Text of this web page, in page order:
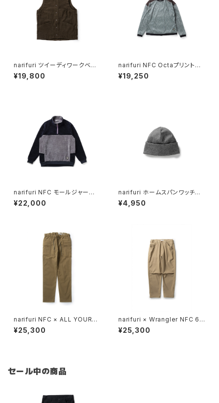
narifuri ツイーディワークベス
ト（ NF2088 ）
¥19,800
narifuri NFC Octaプリントク
ルースウェット（ NF1219 ）
¥19,250
narifuri NFC モールジャージ
ーハーフジップスウェット（ NF1
220 ）
¥22,000
narifuri ホームスパンワッチキ
ャップ（ NF9048 ）
¥4,950
narifuri NFC × ALL YOURS
タンクパンツ （ NFAY-01 ）
¥25,300
narifuri × Wrangler NFC 6
ポケットパンツ （ NFWR-01 ）
¥25,300
セール中の商品